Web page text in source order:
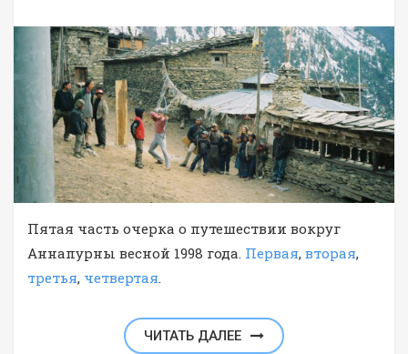
Пятая часть очерка о путешествии вокруг
Аннапурны весной 1998 года. Первая, вторая,
третья, четвертая
ЧИТАТЬ ДАЛЕЕ